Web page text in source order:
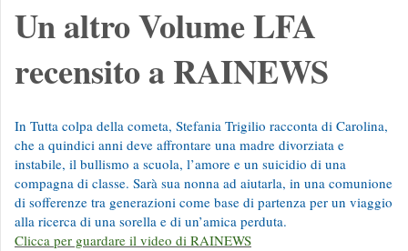
Un altro Volume LFA
recensito a RAINEWS
In Tutta colpa della cometa, Stefania Trigilio racconta di Carolina,
che a quindici anni deve affrontare una madre divorziata e
instabile, il bullismo a scuola, l’amore e un suicidio di una
compagna di classe. Sarà sua nonna ad aiutarla, in una comunione
di sofferenze tra generazioni come base di partenza per un viaggio
alla ricerca di una sorella e di un’amica perduta.
Clicca per guardare il video di RAINEWS